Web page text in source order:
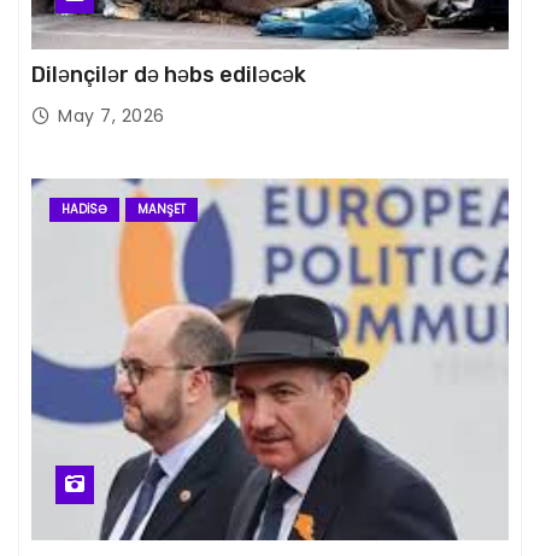
Dilənçilər də həbs ediləcək
May 7, 2026
HADISƏ MANŞET